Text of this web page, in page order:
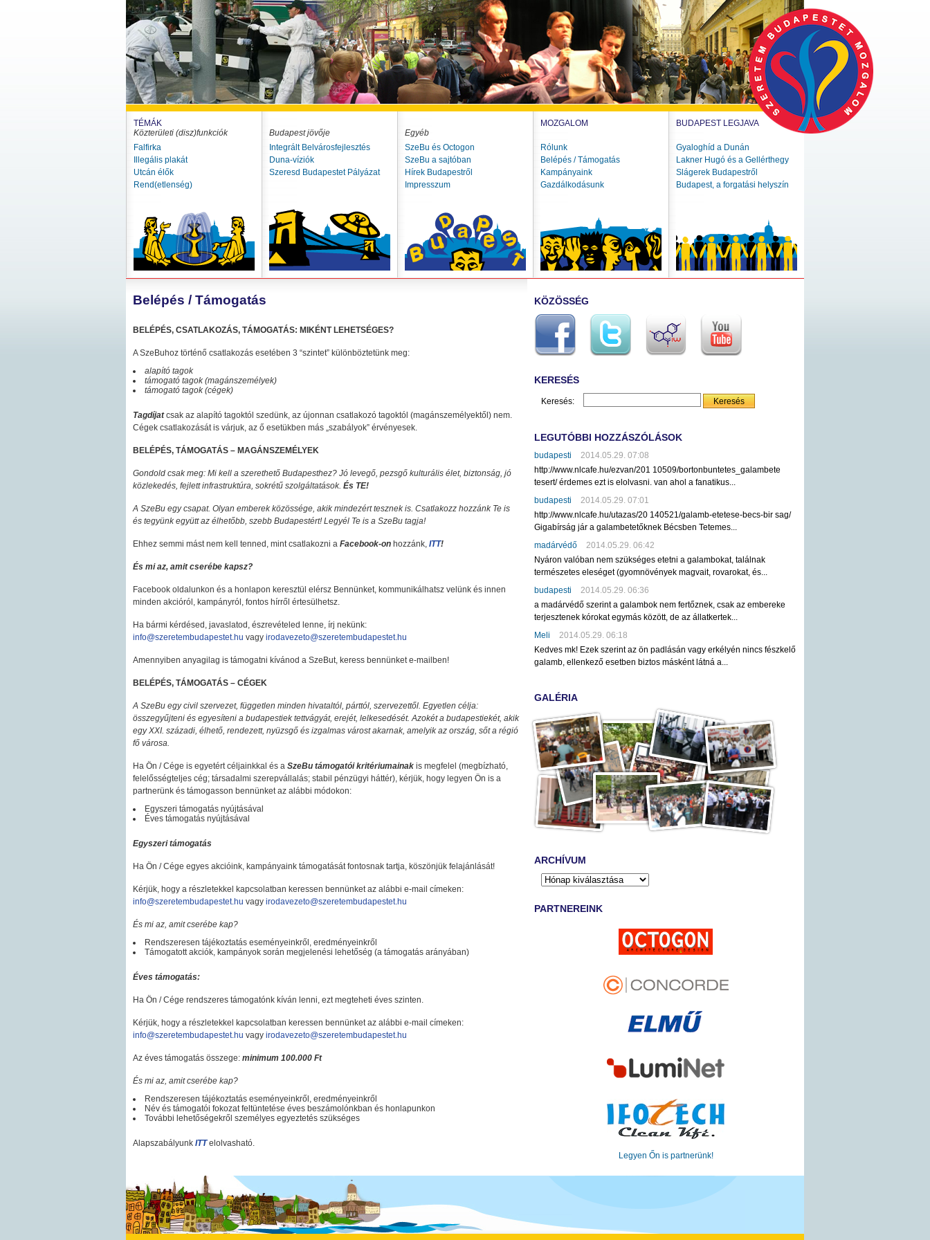
TÉMÁK
Közterületi (disz)funkciók
Falfirka
Illegális plakát
Utcán élők
Rend(etlenség)
Budapest jövője
Integrált Belvárosfejlesztés
Duna-víziók
Szeresd Budapestet Pályázat
Egyéb
SzeBu és Octogon
SzeBu a sajtóban
Hírek Budapestről
Impresszum
MOZGALOM
Rólunk
Belépés / Támogatás
Kampányaink
Gazdálkodásunk
BUDAPEST LEGJAVA
Gyaloghíd a Dunán
Lakner Hugó és a Gellérthegy
Slágerek Budapestről
Budapest, a forgatási helyszín
Belépés / Támogatás
BELÉPÉS, CSATLAKOZÁS, TÁMOGATÁS: MIKÉNT LEHETSÉGES?
A SzeBuhoz történő csatlakozás esetében 3 “szintet” különböztetünk meg:
alapító tagok
támogató tagok (magánszemélyek)
támogató tagok (cégek)
Tagdíjatcsak az alapító tagoktól szedünk, az újonnan csatlakozó tagoktól (magánszemélyektől) nem.
Cégek csatlakozását is várjuk, az ő esetükben más „szabályok” érvényesek.
BELÉPÉS, TÁMOGATÁS – MAGÁNSZEMÉLYEK
Gondold csak meg: Mi kell a szerethető Budapesthez? Jó levegő, pezsgő kulturális élet, biztonság, jó
közlekedés, fejlett infrastruktúra, sokrétű szolgáltatások. És TE!
A SzeBu egy csapat. Olyan emberek közössége, akik mindezért tesznek is. Csatlakozz hozzánk Te is
és tegyünk együtt az élhetőbb, szebb Budapestért!Legyél Te is a SzeBu tagja!
Ehhez semmi mást nem kell tenned, mint csatlakozni a Facebook-on hozzánk, ITT!
És mi az, amit cserébe kapsz?
Facebook oldalunkon és a honlapon keresztül elérsz Bennünket, kommunikálhatsz velünk és innen
minden akcióról, kampányról, fontos hírről értesülhetsz.
Ha bármi kérdésed, javaslatod, észrevételed lenne, írj nekünk:
info@szeretembudapestet.hu vagy irodavezeto@szeretembudapestet.hu
Amennyiben anyagilag is támogatni kívánod a SzeBut, keress bennünket e-mailben!
BELÉPÉS, TÁMOGATÁS – CÉGEK
A SzeBu egy civil szervezet, független minden hivataltól, párttól, szervezettől. Egyetlen célja:
összegyűjteni és egyesíteni a budapestiek tettvágyát, erejét, lelkesedését. Azokét a budapestiekét, akik
egy XXI. századi, élhető, rendezett, nyüzsgő és izgalmas várost akarnak, amelyik az ország, sőt a régió
fő városa.
Ha Ön / Cége is egyetért céljainkkal és a SzeBu támogatói kritériumainak is megfelel (megbízható,
felelősségteljes cég; társadalmi szerepvállalás; stabil pénzügyi háttér), kérjük, hogy legyen Ön is a
partnerünk és támogasson bennünket az alábbi módokon:
Egyszeri támogatás nyújtásával
Éves támogatás nyújtásával
Egyszeri támogatás
Ha Ön / Cége egyes akcióink, kampányaink támogatását fontosnak tartja, köszönjük felajánlását!
Kérjük, hogy a részletekkel kapcsolatban keressen bennünket az alábbi e-mail címeken:
info@szeretembudapestet.hu vagy irodavezeto@szeretembudapestet.hu
És mi az, amit cserébe kap?
Rendszeresen tájékoztatás eseményeinkről, eredményeinkről
Támogatott akciók, kampányok során megjelenési lehetőség (a támogatás arányában)
Éves támogatás:
Ha Ön / Cége rendszeres támogatónk kíván lenni, ezt megteheti éves szinten.
Kérjük, hogy a részletekkel kapcsolatban keressen bennünket az alábbi e-mail címeken:
info@szeretembudapestet.hu vagy irodavezeto@szeretembudapestet.hu
Az éves támogatás összege: minimum 100.000 Ft
És mi az, amit cserébe kap?
Rendszeresen tájékoztatás eseményeinkről, eredményeinkről
Név és támogatói fokozat feltüntetése éves beszámolónkban és honlapunkon
További lehetőségekről személyes egyeztetés szükséges
Alapszabályunk ITTelolvasható.
KÖZÖSSÉG
KERESÉS
Keresés:
LEGUTÓBBI HOZZÁSZÓLÁSOK
budapesti
2014.05.29. 07:08
http://www.nlcafe.hu/ezvan/201 10509/bortonbuntetes_galambete
tesert/ érdemes ezt is elolvasni. van ahol a fanatikus...
budapesti
2014.05.29. 07:01
http://www.nlcafe.hu/utazas/20 140521/galamb-etetese-becs-bir sag/
Gigabírság jár a galambetetőknek Bécsben Tetemes...
madárvédő
2014.05.29. 06:42
Nyáron valóban nem szükséges etetni a galambokat, találnak
természetes eleséget (gyomnövények magvait, rovarokat, és...
budapesti
2014.05.29. 06:36
a madárvédő szerint a galambok nem fertőznek, csak az embereke
terjesztenek kórokat egymás között, de az állatkertek...
Meli
2014.05.29. 06:18
Kedves mk! Ezek szerint az ön padlásán vagy erkélyén nincs fészkelő
galamb, ellenkező esetben biztos másként látná a...
GALÉRIA
ARCHÍVUM
PARTNEREINK
Legyen Őn is partnerünk!